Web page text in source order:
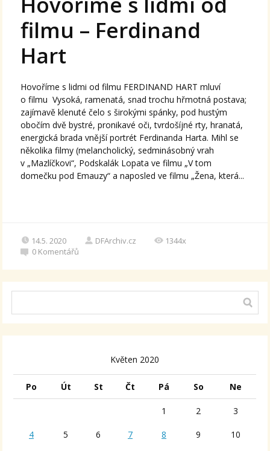
filmu – Ferdinand
Hart
Hovoříme s lidmi od filmu FERDINAND HART mluví
o filmu Vysoká, ramenatá, snad trochu hřmotná postava;
zajímavě klenuté čelo s širokými spánky, pod hustým
obočím dvě bystré, pronikavé oči, tvrdošíjné rty, hranatá,
energická brada vnější portrét Ferdinanda Harta. Mihl se
několika filmy (melancholický, sedminásobný vrah
v „Mazlíčkovi“, Podskalák Lopata ve filmu „V tom
domečku pod Emauzy“ a naposled ve filmu „Žena, která...
14.5. 2020 DFArchiv.cz
1344x
0 Komentářů
Květen 2020
Po Út St Čt Pá So Ne
1 2 3
4 5 6 7 8 9 10